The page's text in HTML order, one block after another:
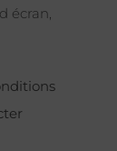
écran,